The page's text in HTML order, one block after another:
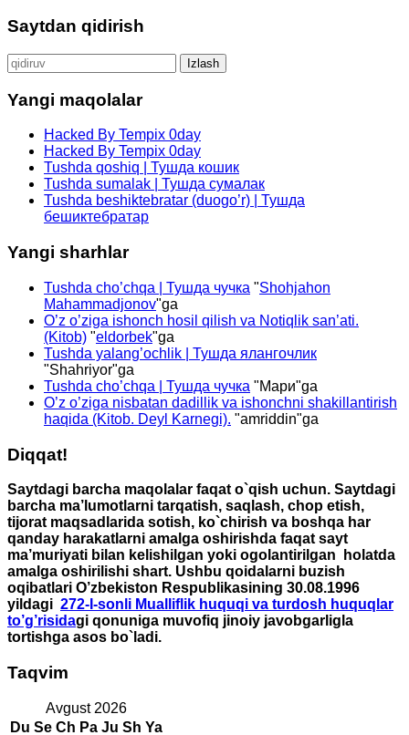
Saytdan qidirish
Qidirshish:
Yangi maqolalar
Hacked By Tempix 0day
Hacked By Tempix 0day
Tushda qoshiq | Тушда кошик
Tushda sumalak | Тушда сумалак
Tushda beshiktebratar (duogo’r) | Тушда
бешиктебратар
Yangi sharhlar
Tushda cho’chqa | Тушда чучка "Shohjahon
Mahammadjonov"ga
O’z o’ziga ishonch hosil qilish va Notiqlik san’ati.
(Kitob) "eldorbek"ga
Tushda yalang’ochlik | Тушда ялангочлик
"Shahriyor"ga
Tushda cho’chqa | Тушда чучка "Мари"ga
O’z o’ziga nisbatan dadillik va ishonchni shakillantirish
haqida (Kitob. Deyl Karnegi). "amriddin"ga
Diqqat!
Saytdagi barcha maqolalar faqat o`qish uchun. Saytdagi
barcha ma’lumotlarni tarqatish, saqlash, chop etish,
tijorat maqsadlarida sotish, ko`chirish va boshqa har
qanday harakatlarni amalga oshirishda faqat sayt
ma’muriyati bilan kelishilgan yoki ogolantirilgan holatda
amalga oshirilishi shart. Ushbu qoidalarni buzish
oqibatlari O’zbekiston Respublikasining 30.08.1996
yildagi 272-I-sonli Mualliflik huquqi va turdosh huquqlar
to’g’risidagi qonuniga muvofiq jinoiy javobgarligla
tortishga asos bo`ladi.
Taqvim
Avgust 2026
Du Se Ch Pa Ju Sh Ya